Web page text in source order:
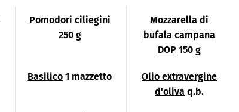
Pomodori ciliegini
250 g
Mozzarella di
bufala campana
DOP 150 g
Basilico 1 mazzetto
Olio extravergine
d'oliva q.b.